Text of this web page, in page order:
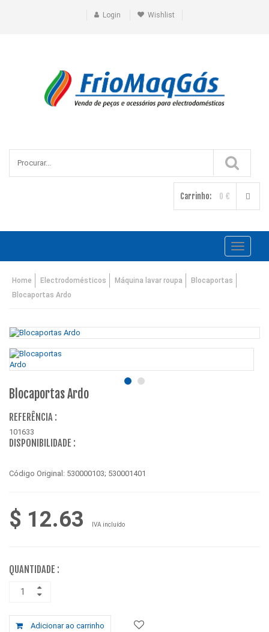
Login Wishlist
Carrinho: 0 €
Toggle
Home Electrodomésticos Máquina lavar roupa
Blocaportas
Blocaportas Ardo
Blocaportas Ardo
REFERÊNCIA :
101633
DISPONIBILIDADE :
Código Original: 530000103; 530001401
$ 12.63 IVA incluído
QUANTIDADE :
Adicionar ao carrinho